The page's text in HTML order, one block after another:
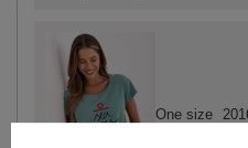
One size